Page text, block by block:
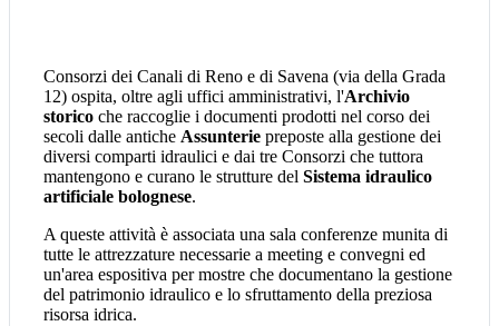
Consorzi dei Canali di Reno e di Savena (via della Grada
12) ospita, oltre agli uffici amministrativi, l'Archivio
storico che raccoglie i documenti prodotti nel corso dei
secoli dalle antiche Assunterie preposte alla gestione dei
diversi comparti idraulici e dai tre Consorzi che tuttora
mantengono e curano le strutture del Sistema idraulico
artificiale bolognese.
A queste attività è associata una sala conferenze munita di
tutte le attrezzature necessarie a meeting e convegni ed
un'area espositiva per mostre che documentano la gestione
del patrimonio idraulico e lo sfruttamento della preziosa
risorsa idrica.